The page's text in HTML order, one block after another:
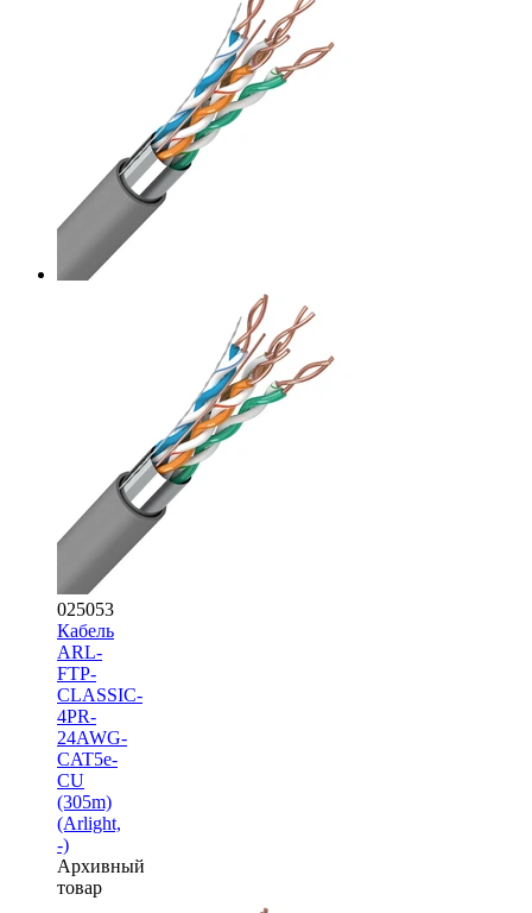
025053
Кабель
ARL-
FTP-
CLASSIC-
4PR-
24AWG-
CAT5e-
CU
(305m)
(Arlight,
-)
Архивный
товар